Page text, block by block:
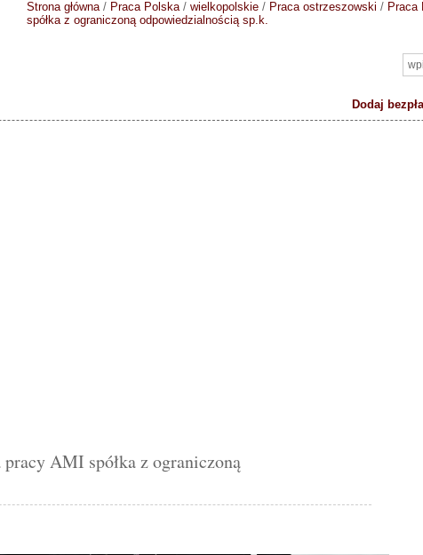
Dodaj
Strona główna/ Praca Polska/ wielkopolskie / Praca ostrzeszowski / Praca
spółka z ograniczoną odpowiedzialnością sp.k.
AMI spółka z ograniczoną